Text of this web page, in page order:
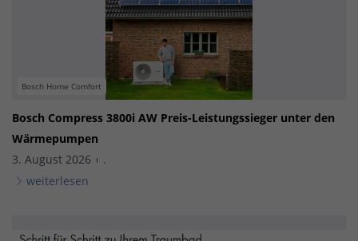
Bosch Home Comfort
Bosch Compress 3800i AW Preis-Leistungssieger unter den
Wärmepumpen
3. August 2026
.
weiterlesen